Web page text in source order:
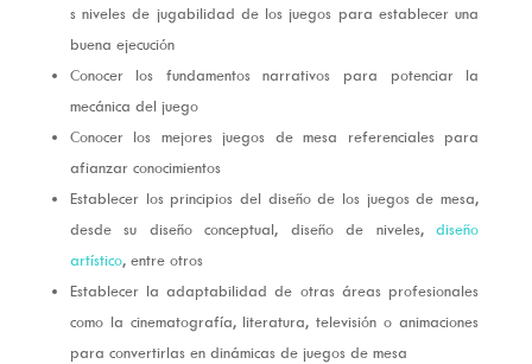
s niveles de jugabilidad de los juegos para establecer una
buena ejecución
Conocer los fundamentos narrativos para potenciar la
mecánica del juego
Conocer los mejores juegos de mesa referenciales para
afianzar conocimientos
Establecer los principios del diseño de los juegos de mesa,
desde su diseño conceptual, diseño de niveles,diseño
artístico, entre otros
Establecer la adaptabilidad de otras áreas profesionales
como la cinematografía, literatura, televisión o animaciones
para convertirlas en dinámicas de juegos de mesa